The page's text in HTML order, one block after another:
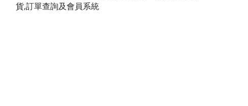
貨,訂單查詢及會員系統